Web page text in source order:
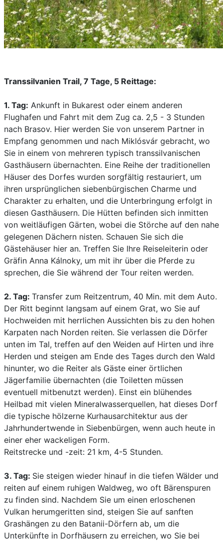
Transsilvanien Trail, 7 Tage, 5 Reittage:
1. Tag: Ankunft in Bukarest oder einem anderen
Flughafen und Fahrt mit dem Zug ca. 2,5 - 3 Stunden
nach Brasov. Hier werden Sie von unserem Partner in
Empfang genommen und nach Miklósvár gebracht, wo
Sie in einem von mehreren typisch transsilvanischen
Gasthäusern übernachten. Eine Reihe der traditionellen
Häuser des Dorfes wurden sorgfältig restauriert, um
ihren ursprünglichen siebenbürgischen Charme und
Charakter zu erhalten, und die Unterbringung erfolgt in
diesen Gasthäusern. Die Hütten befinden sich inmitten
von weitläufigen Gärten, wobei die Störche auf den nahe
gelegenen Dächern nisten. Schauen Sie sich die
Gästehäuser hier an. Treffen Sie Ihre Reiseleiterin oder
Gräfin Anna Kálnoky, um mit ihr über die Pferde zu
sprechen, die Sie während der Tour reiten werden.
2. Tag: Transfer zum Reitzentrum, 40 Min. mit dem Auto.
Der Ritt beginnt langsam auf einem Grat, wo Sie auf
Hochweiden mit herrlichen Aussichten bis zu den hohen
Karpaten nach Norden reiten. Sie verlassen die Dörfer
unten im Tal, treffen auf den Weiden auf Hirten und ihre
Herden und steigen am Ende des Tages durch den Wald
hinunter, wo die Reiter als Gäste einer örtlichen
Jägerfamilie übernachten (die Toiletten müssen
eventuell mitbenutzt werden). Einst ein blühendes
Heilbad mit vielen Mineralwasserquellen, hat dieses Dorf
die typische hölzerne Kurhausarchitektur aus der
Jahrhundertwende in Siebenbürgen, wenn auch heute in
einer eher wackeligen Form.
Reitstrecke und -zeit: 21 km, 4-5 Stunden.
3. Tag: Sie steigen wieder hinauf in die tiefen Wälder und
reiten auf einem ruhigen Waldweg, wo oft Bärenspuren
zu finden sind. Nachdem Sie um einen erloschenen
Vulkan herumgeritten sind, steigen Sie auf sanften
Grashängen zu den Batanii-Dörfern ab, um die
Unterkünfte in Dorfhäusern zu erreichen, wo Sie bei